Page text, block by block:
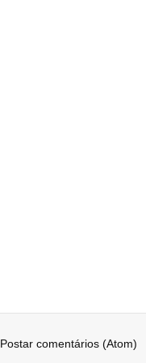
Postar comentários (Atom)